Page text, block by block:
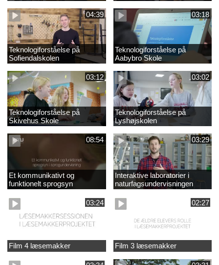
04:39
Teknologiforståelse på
Sofiendalskolen
03:18
Teknologiforståelse på
Aabybro Skole
03:12
Teknologiforståelse på
Skivehus Skole
03:02
Teknologiforståelse på
Lyshøjskolen
08:54
Et kommunikativt og
funktionelt sprogsyn
03:29
Interaktive laboratorier i
naturfagsundervisningen
03:24
Film 4 læsemakker
02:27
Film 3 læsemakker